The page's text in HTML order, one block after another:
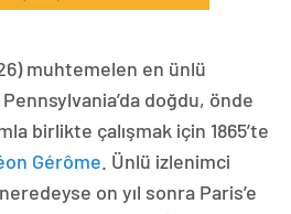
muhtemelen en ünlü
doğdu, önde
birlikte çalışmak için 1865’te
Gérôme . Ünlü izlenimci
on yıl sonra Paris’e